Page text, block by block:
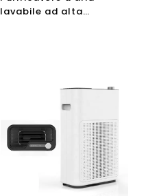
lavabile ad alta